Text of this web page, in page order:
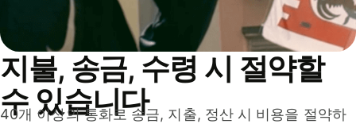
지불, 송금, 수령 시 절약할
수 있습니다
40개 이상의 통화로 송금, 지출, 정산 시 비용을 절약하